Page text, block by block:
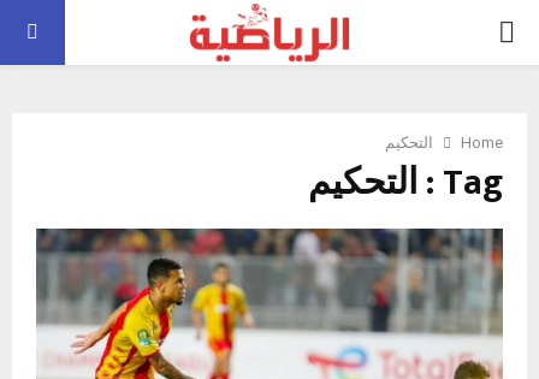
PRIMARY
Home التحكيم
Tag : التحكيم